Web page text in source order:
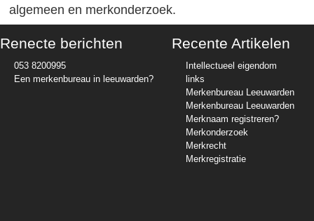
algemeen en merkonderzoek.
Renecte berichten
053 8200995
Een merkenbureau in leeuwarden?
Recente Artikelen
Intellectueel eigendom
links
Merkenbureau Leeuwarden
Merkenbureau Leeuwarden
Merknaam registreren?
Merkonderzoek
Merkrecht
Merkregistratie